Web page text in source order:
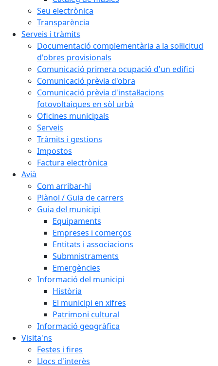
Seu electrònica
Transparència
Serveis i tràmits
Documentació complementària a la sol·licitud
d'obres provisionals
Comunicació primera ocupació d'un edifici
Comunicació prèvia d'obra
Comunicació prèvia d'instal·lacions
fotovoltaiques en sòl urbà
Oficines municipals
Serveis
Tràmits i gestions
Impostos
Factura electrònica
Avià
Com arribar-hi
Plànol / Guia de carrers
Guia del municipi
Equipaments
Empreses i comerços
Entitats i associacions
Submnistraments
Emergències
Informació del municipi
Història
El municipi en xifres
Patrimoni cultural
Informació geogràfica
Visita'ns
Festes i fires
Llocs d'interès